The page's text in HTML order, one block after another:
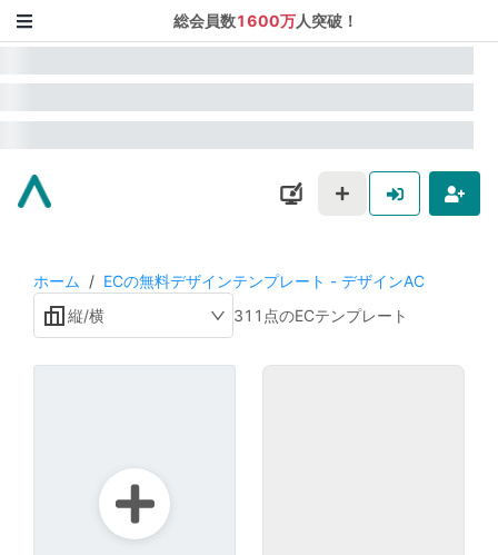
総会員数1600万人突破！
ホーム / ECの無料デザインテンプレート - デザインAC
縦/横
311点のECテンプレート